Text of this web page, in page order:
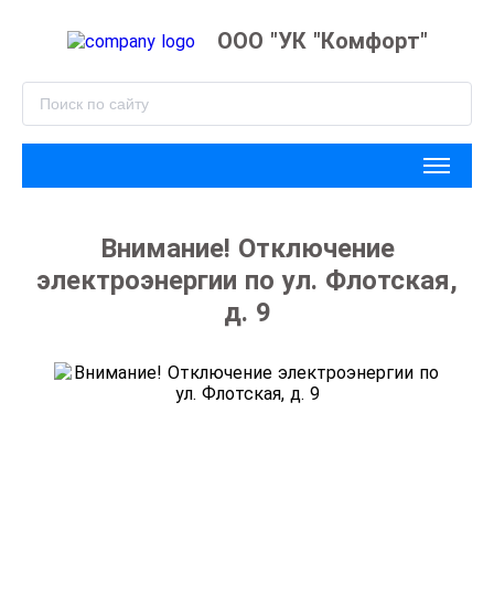
ООО "УК "Комфорт"
Внимание! Отключение
электроэнергии по ул. Флотская,
д. 9